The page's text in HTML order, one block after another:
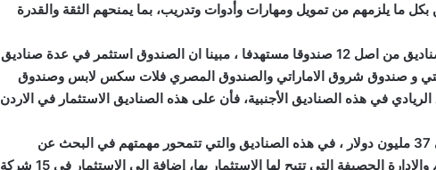
بكل ما يلزمهم من تمويل ومهارات وأدوات وتدريب، بما يمنحهم الثقة والقدرة
واوضح أنه تم الاستثمار للآن في 10 صناديق من اصل 12 صندوقا مستهدفا ، مبينا ان الصندوق استثمر في عدة صناديق
و صندوق شروق الاماراتي والصندوق المصري فلات سكس لابس وصندوق
في هذه الصناديق الأجنبية، فأن على هذه الصناديق الاستثمار في الاردن
واشار الى أن الصندوق استثمر حوالي 37 مليون دولار ، في هذه الصناديق والتي تتمحور مهمتهم في البحث عن
الريادين ممن يمتلكون الفكر المستدام والادارة الحصيفة التي تتيح لها الاستثمار بها، إضافة الى الاستثمار في 15 شركة